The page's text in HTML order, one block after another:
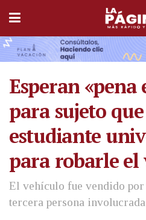
Esperan «pena
para sujeto
estudiante
para robarle el
El vehículo fue vendido por
tercera persona